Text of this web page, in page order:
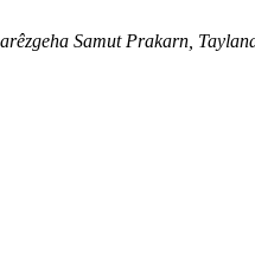
Samut Prakarn,